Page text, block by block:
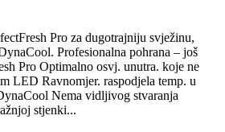
Pro za dugotrajniju svježinu,
Profesionalna pohrana – još
Pro Optimalno osvj. unutra. koje ne
LED Ravnomjer. raspodjela temp. u
Nema vidljivog stvaranja
stjenki...